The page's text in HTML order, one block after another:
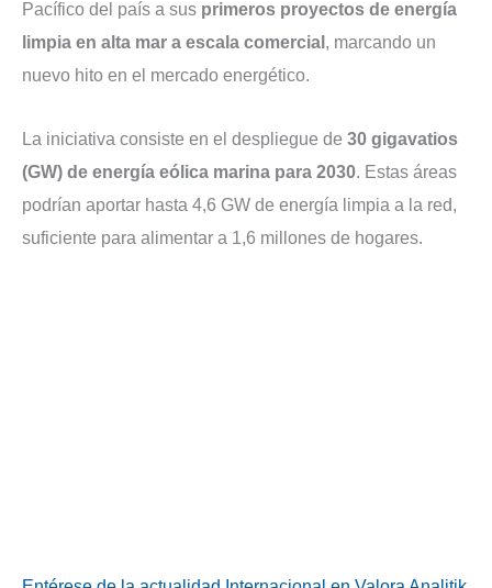
Pacífico del país a sus primeros proyectos de energía
limpia en alta mar a escala comercial , marcando un
nuevo hito en el mercado energético.
La iniciativa consiste en el despliegue de 30 gigavatios
(GW) de energía eólica marina para 2030. Estas áreas
podrían aportar hasta 4,6 GW de energía limpia a la red,
suficiente para alimentar a 1,6 millones de hogares.